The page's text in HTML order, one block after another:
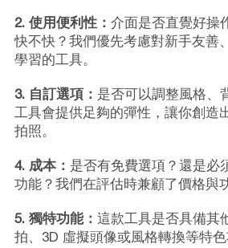
2. 使用便利性： 介面是否直覺好操
快不快？我們優先考慮對新手友善
學習的工具。
3. 自訂選項： 是否可以調整風格、
工具會提供足夠的彈性，讓你創造
拍照。
4. 成本： 是否有免費選項？還是必
功能？我們在評估時兼顧了價格與
5. 獨特功能： 這款工具是否具備其
拍、3D 虛擬頭像或風格轉換等特色